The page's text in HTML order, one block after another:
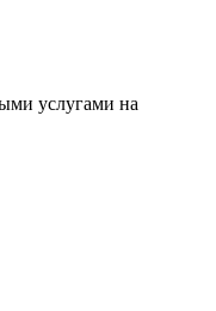
услугами на